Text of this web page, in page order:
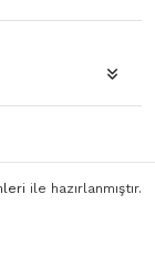
ile hazırlanmıştır.